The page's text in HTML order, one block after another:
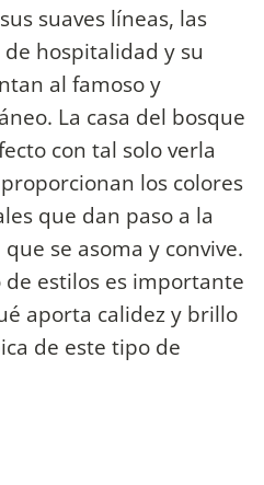
suaves líneas, las
hospitalidad y su
al famoso y
La casa del bosque
con tal solo verla
los colores
que dan paso a la
se asoma y convive.
estilos es importante
aporta calidez y brillo
de este tipo de